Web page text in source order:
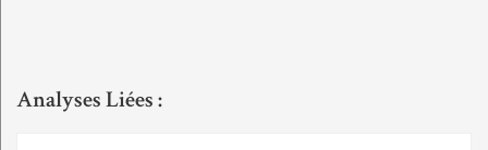
Analyses Liées :